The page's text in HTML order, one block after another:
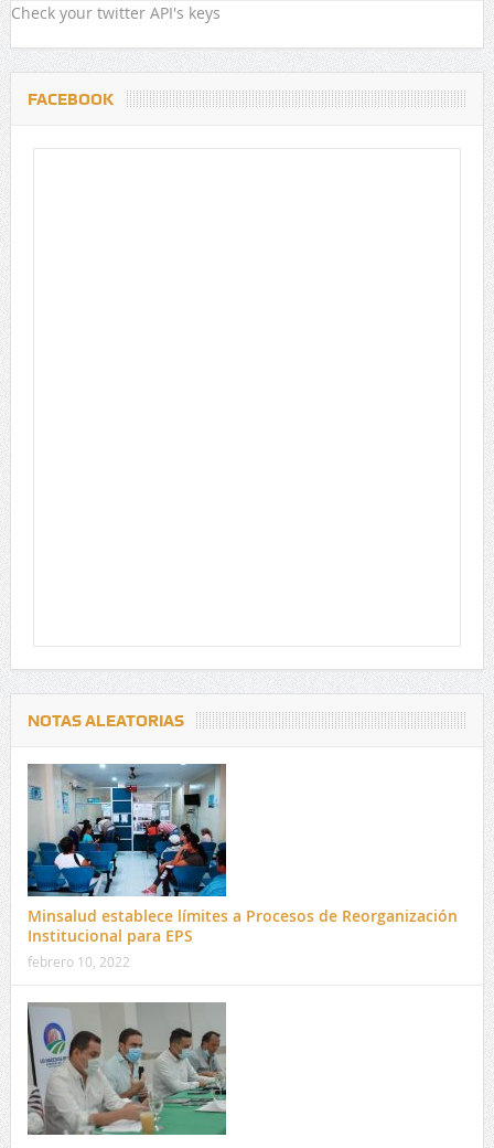
Check your twitter API's keys
FACEBOOK
NOTAS ALEATORIAS
Minsalud establece límites a Procesos de Reorganización
Institucional para EPS
febrero 10, 2022